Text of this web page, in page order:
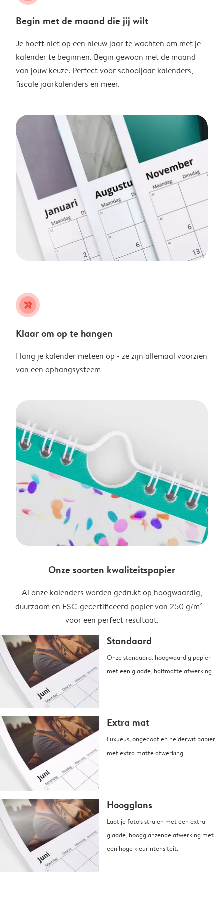
Begin met de maand die jij wilt
Je hoeft niet op een nieuw jaar te wachten om met je
kalender te beginnen. Begin gewoon met de maand
van jouw keuze. Perfect voor schooljaar-kalenders,
fiscale jaarkalenders en meer.
tools
Klaar om op te hangen
Hang je kalender meteen op - ze zijn allemaal voorzien
van een ophangsysteem
Onze soorten kwaliteitspapier
Al onze kalenders worden gedrukt op hoogwaardig,
duurzaam en FSC-gecertificeerd papier van 250 g/m² –
voor een perfect resultaat.
Standaard
Onze standaard: hoogwaardig papier
met een gladde, halfmatte afwerking.
Extra mat
Luxueus, ongecoat en helderwit papier
met extra matte afwerking.
Hoogglans
Laat je foto's stralen met een extra
gladde, hoogglanzende afwerking met
een hoge kleurintensiteit.